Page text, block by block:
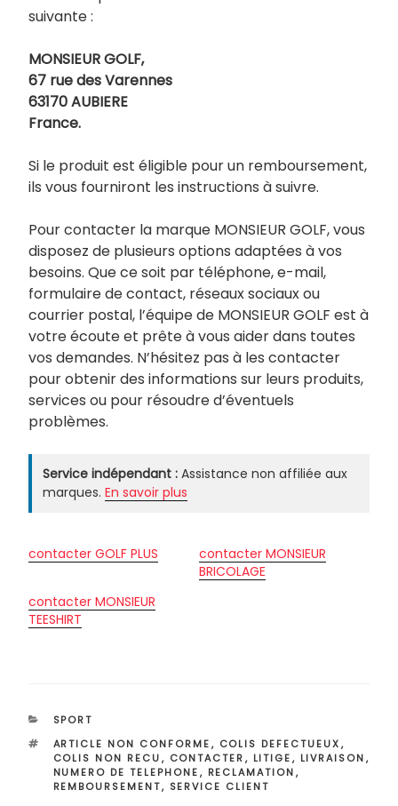
suivante :
MONSIEUR GOLF,
67 rue des Varennes
63170 AUBIERE
France.
Si le produit est éligible pour un remboursement,
ils vous fourniront les instructions à suivre.
Pour contacter la marque MONSIEUR GOLF, vous
disposez de plusieurs options adaptées à vos
besoins. Que ce soit par téléphone, e-mail,
formulaire de contact, réseaux sociaux ou
courrier postal, l’équipe de MONSIEUR GOLF est à
votre écoute et prête à vous aider dans toutes
vos demandes. N’hésitez pas à les contacter
pour obtenir des informations sur leurs produits,
services ou pour résoudre d’éventuels
problèmes.
Service indépendant : Assistance non affiliée aux
marques. En savoir plus
contacter GOLF PLUS
contacter MONSIEUR
BRICOLAGE
contacter MONSIEUR
TEESHIRT
CATÉGORIES
SPORT
ÉTIQUETTES
ARTICLE NON CONFORME, COLIS DEFECTUEUX,
COLIS NON RECU, CONTACTER, LITIGE, LIVRAISON,
NUMERO DE TELEPHONE, RECLAMATION,
REMBOURSEMENT, SERVICE CLIENT